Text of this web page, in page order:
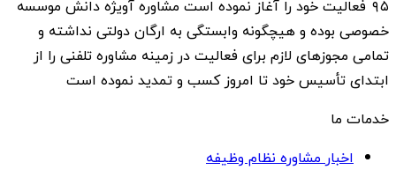
۹۵ فعالیت خود را آغاز نموده است مشاوره آویژه دانش موسسه
خصوصی بوده و هیچگونه وابستگی به ارگان دولتی نداشته و
تمامی مجوزهای لازم برای فعالیت در زمینه مشاوره تلفنی را از
ابتدای تأسیس خود تا امروز کسب و تمدید نموده است
خدمات ما
اخبار مشاوره نظام وظیفه